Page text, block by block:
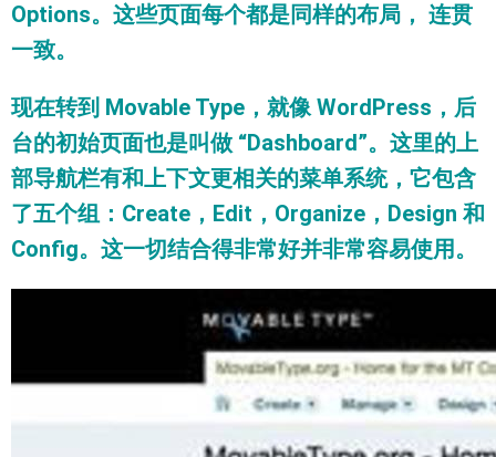
Options。这些页面每个都是同样的布局， 连贯
一致。
现在转到 Movable Type，就像 WordPress，后
台的初始页面也是叫做 “Dashboard”。这里的上
部导航栏有和上下文更相关的菜单系统，它包含
了五个组：Create，Edit，Organize，Design 和
Config。这一切结合得非常好并非常容易使用。